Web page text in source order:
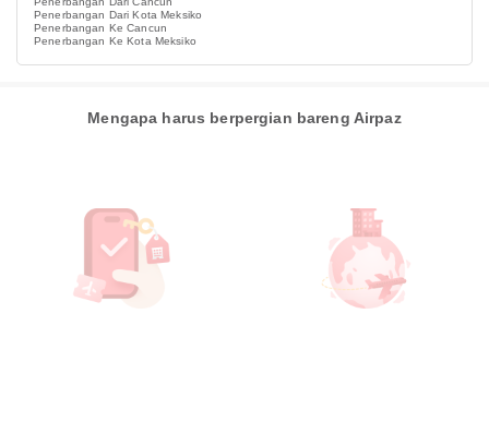
Penerbangan Dari Kota Meksiko
Penerbangan Ke Cancun
Penerbangan Ke Kota Meksiko
Mengapa harus berpergian bareng Airpaz